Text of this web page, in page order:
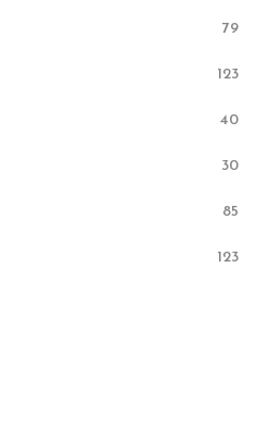
79
123
40
30
85
123